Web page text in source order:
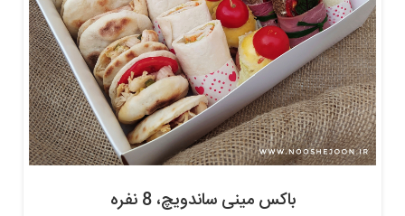
باکس مینی ساندویچ، 8 نفره